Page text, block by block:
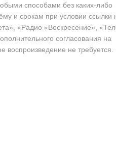
способами без каких-либо
и срокам при условии ссылки
«Радио «Воскресение»,
согласования на
воспроизведение не требуется.